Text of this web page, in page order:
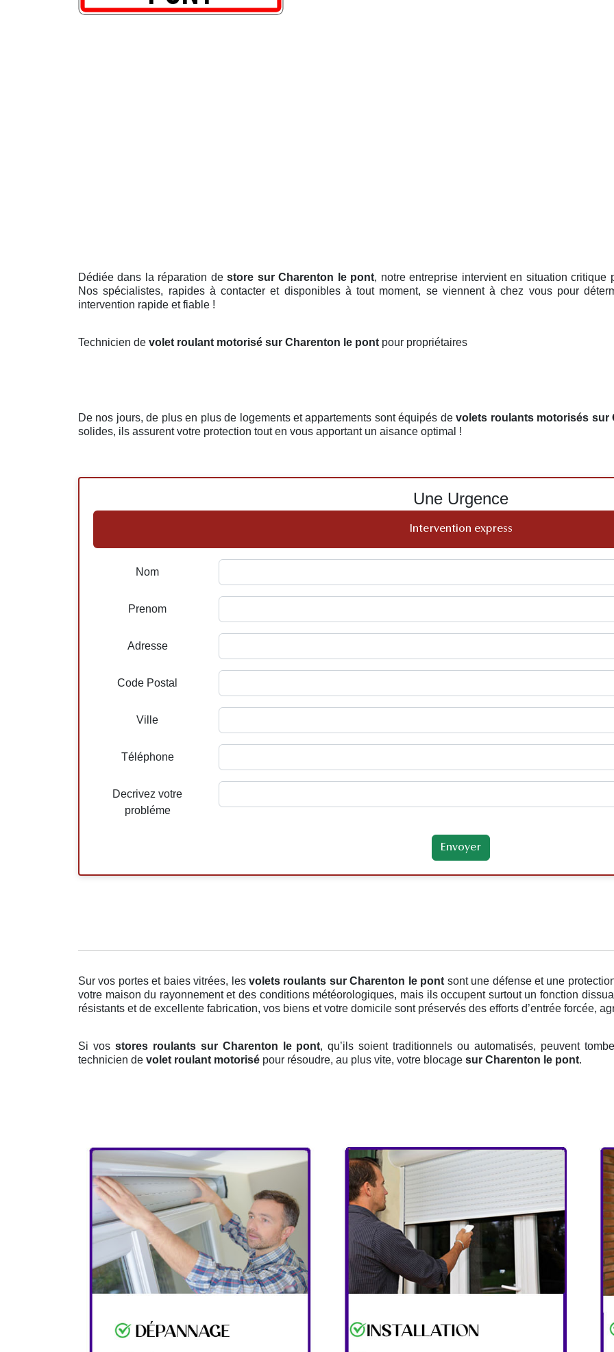
Dédiée dans la réparation destore sur Charenton le pont, notre entreprise intervient en situation critique
Nos spécialistes, rapides à contacter et disponibles à tout moment, se viennent à chez vous pour
intervention rapide et fiable !
Technicien de volet roulant motorisé sur Charenton le pont pour propriétaires
De nos jours, de plus en plus de logements et appartements sont équipés devolets roulants motorisés sur
solides, ils assurent votre protection tout en vous apportant un aisance optimal !
Une Urgence
Intervention express
Nom
Prenom
Adresse
Code Postal
Ville
Téléphone
Decrivez votre
probléme
Sur vos portes et baies vitrées, lesvolets roulants sur Charenton le pont sont une défense et une
votre maison du rayonnement et des conditions météorologiques, mais ils occupent surtout un fonction
résistants et de excellente fabrication, vos biens et votre domicile sont préservés des efforts d’entrée forcée,
Si vos stores roulants sur Charenton le pont, qu’ils soient traditionnels ou automatisés, peuvent
technicien de volet roulant motorisé pour résoudre, au plus vite, votre blocage sur Charenton le pont.